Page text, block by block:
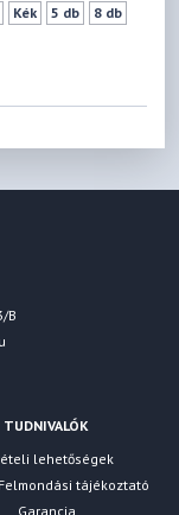
Kék 5 db
8 db
B
TUDNIVALÓK
lehetőségek
tájékoztató
Garancia